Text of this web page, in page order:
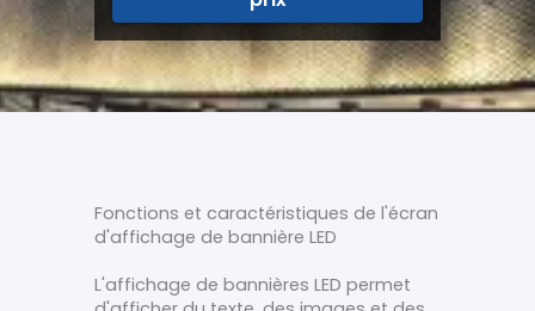
Fonctions et caractéristiques de l'écran
d'affichage de bannière LED
L'affichage de bannières LED permet